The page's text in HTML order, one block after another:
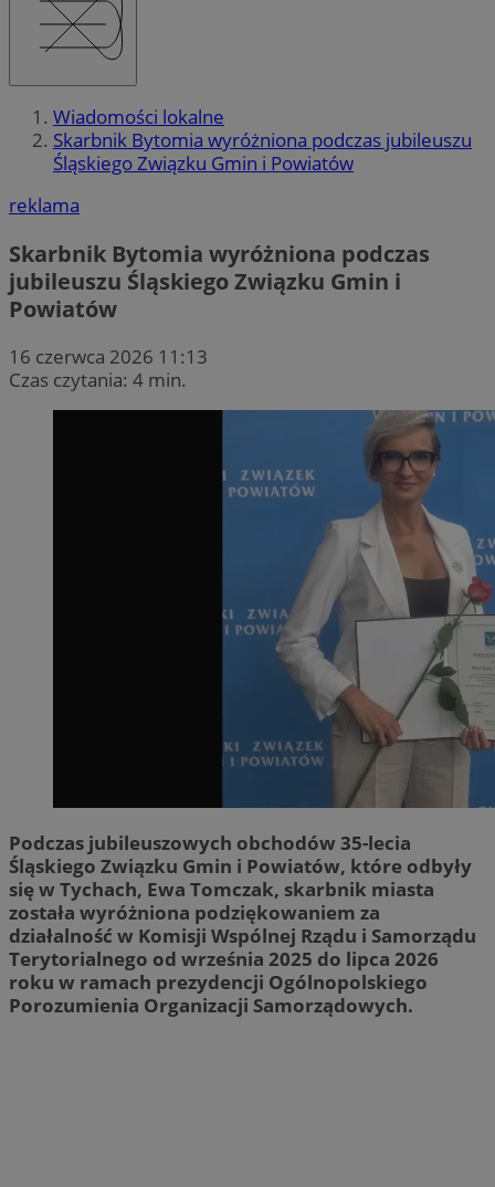
Wiadomości lokalne
Skarbnik Bytomia wyróżniona podczas jubileuszu
Śląskiego Związku Gmin i Powiatów
reklama
Skarbnik Bytomia wyróżniona podczas
jubileuszu Śląskiego Związku Gmin i
Powiatów
16 czerwca 2026 11:13
Czas czytania: 4 min.
Podczas jubileuszowych obchodów 35-lecia
Śląskiego Związku Gmin i Powiatów, które odbyły
się w Tychach, Ewa Tomczak, skarbnik miasta
została wyróżniona podziękowaniem za
działalność w Komisji Wspólnej Rządu i Samorządu
Terytorialnego od września 2025 do lipca 2026
roku w ramach prezydencji Ogólnopolskiego
Porozumienia Organizacji Samorządowych.